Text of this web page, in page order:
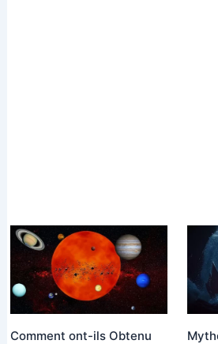
Comment ont-ils Obtenu